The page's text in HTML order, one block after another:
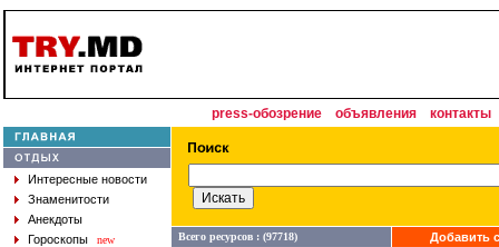
press-обозрение объявления контакты
Интересные новости
Знаменитости
Анекдоты
Гороскопы
new Всего ресурсов : (97718) Добавить